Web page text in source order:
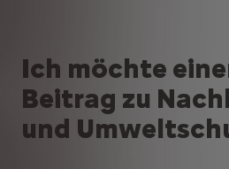
Ich möchte
Beitrag zu
und